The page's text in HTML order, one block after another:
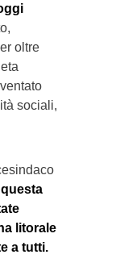
oltre
sociali,
litorale
a tutti.